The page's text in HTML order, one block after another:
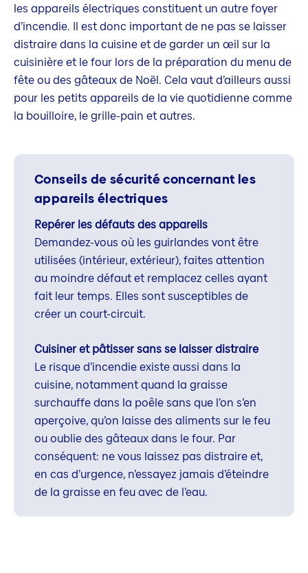
les appareils électriques constituent un autre foyer
d’incendie. Il est donc important de ne pas se laisser
distraire dans la cuisine et de garder un œil sur la
cuisinière et le four lors de la préparation du menu de
fête ou des gâteaux de Noël. Cela vaut d’ailleurs aussi
pour les petits appareils de la vie quotidienne comme
la bouilloire, le grille-pain et autres.
Conseils de sécurité concernant les
appareils électriques
Repérer les défauts des appareils
Demandez-vous où les guirlandes vont être
utilisées (intérieur, extérieur), faites attention
au moindre défaut et remplacez celles ayant
fait leur temps. Elles sont susceptibles de
créer un court-circuit.
Cuisiner et pâtisser sans se laisser distraire
Le risque d’incendie existe aussi dans la
cuisine, notamment quand la graisse
surchauffe dans la poêle sans que l’on s’en
aperçoive, qu’on laisse des aliments sur le feu
ou oublie des gâteaux dans le four. Par
conséquent: ne vous laissez pas distraire et,
en cas d’urgence, n’essayez jamais d’éteindre
de la graisse en feu avec de l’eau.